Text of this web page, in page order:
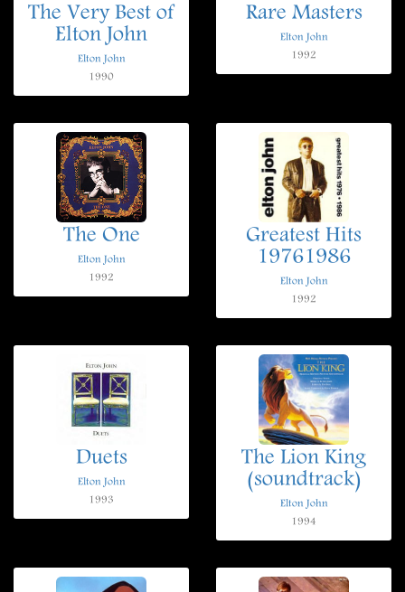
The Very Best of
Elton John
Elton John
1990
Rare Masters
Elton John
1992
The One
Elton John
1992
Greatest Hits
19761986
Elton John
1992
Duets
Elton John
1993
The Lion King
(soundtrack)
Elton John
1994